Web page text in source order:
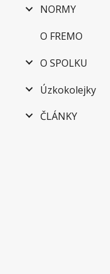
NORMY
O FREMO
O SPOLKU
Úzkokolejky
ČLÁNKY